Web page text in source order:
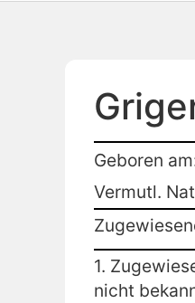
Geboren
Vermutl.
1.
nicht